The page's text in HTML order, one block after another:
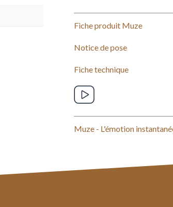
Fiche produit Muze
Notice de pose
Fiche technique
Muze - L'émotion